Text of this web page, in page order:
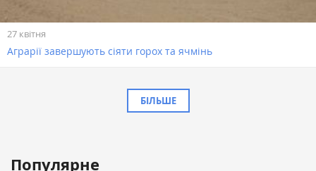
27 квітня
Аграрії завершують сіяти горох та ячмінь
БІЛЬШЕ
Популярне